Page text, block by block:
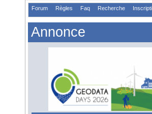
Forum Règles Faq Recherche
Annonce